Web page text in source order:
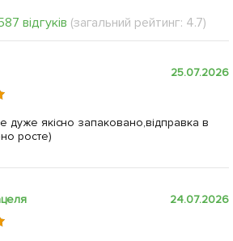
відгуків (загальний рейтинг: 4.7)
25.07.2026
дуже якісно запаковано,відправка в
росте)
24.07.2026